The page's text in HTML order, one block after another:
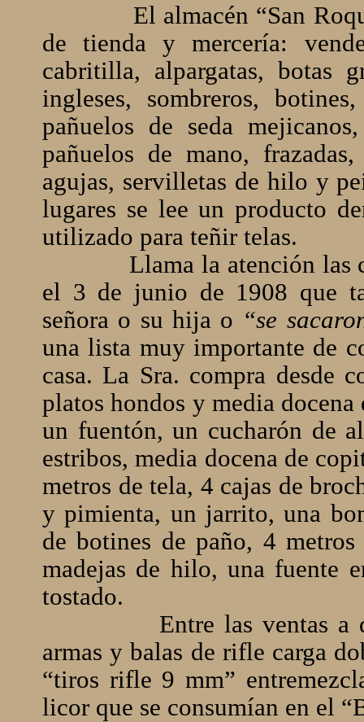
El almacén “San
de tienda y mercería:
cabritilla, alpargatas, botas
ingleses, sombreros,
pañuelos de seda
pañuelos de mano,
agujas, servilletas de hilo y
lugares se lee un producto
utilizado para teñir telas.
Llama la atención las
el 3 de junio de 1908 que
señora o su hija o “se
una lista muy importante de
casa. La Sra. compra desde
platos hondos y media
un fuentón, un cucharón de
estribos, media docena de
metros de tela, 4 cajas de
y pimienta, un jarrito, una
de botines de paño, 4
madejas de hilo, una fuente
tostado.
Entre las ventas a
armas y balas de rifle carga
“tiros rifle 9 mm”
licor que se consumían en el